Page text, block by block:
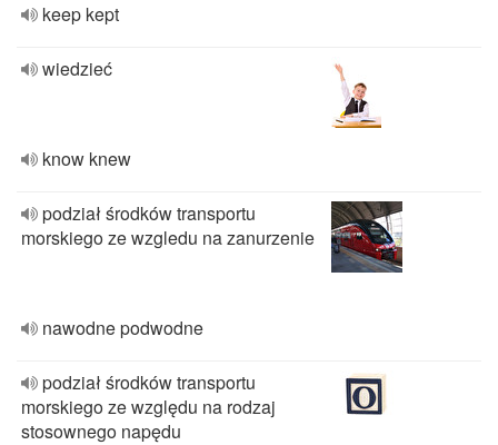
keep kept
wiedzieć
know knew
podział środków transportu
morskiego ze wzgledu na zanurzenie
nawodne podwodne
podział środków transportu
morskiego ze względu na rodzaj
stosownego napędu